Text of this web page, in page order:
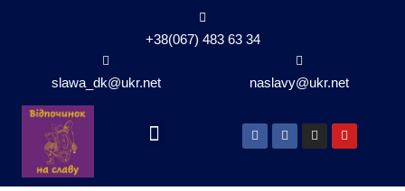
+38(067) 483 63 34
slawa_dk@ukr.net naslavy@ukr.net